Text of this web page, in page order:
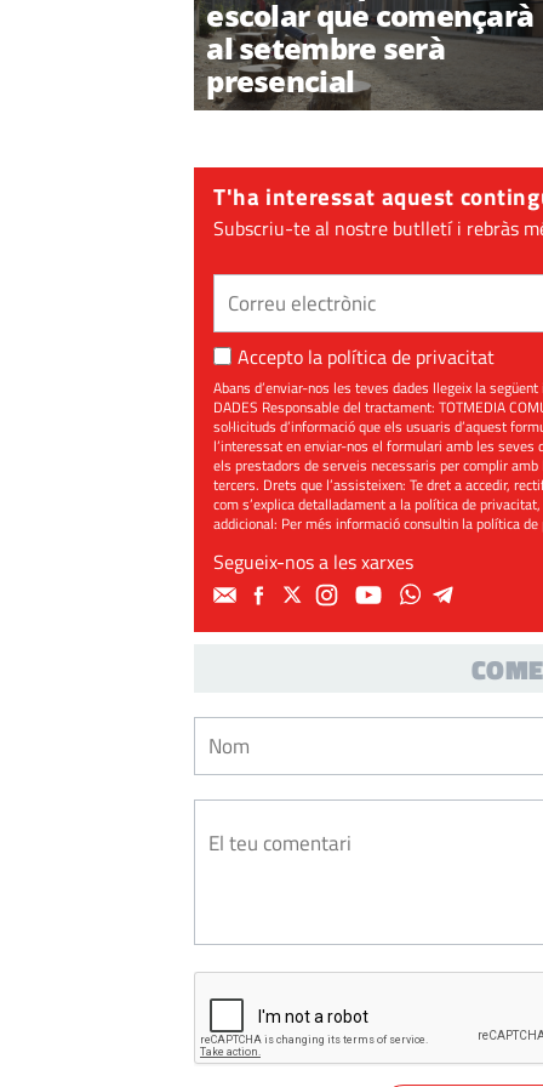
escolar que començarà
al setembre serà
presencial
T'ha interessat aquest
Subscriu-te al nostre butlletí i rebràs
Accepto la política de privacitat
Abans d’enviar-nos les teves dades llegeix la següent
DADES Responsable del tractament: TOTMEDIA
sol·licituds d’informació que els usuaris d’aquest
l’interessat en enviar-nos el formulari amb les
els prestadors de serveis necessaris per complir
tercers. Drets que l’assisteixen: Te dret a accedir,
com s’explica detalladament a la política de
addicional: Per més informació consultin lapolítica
Segueix-nos a les xarxes